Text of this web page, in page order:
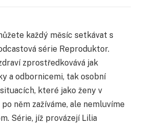
každý měsíc setkávat s
série Reproduktor.
zprostředkovává jak
a odbornicemi, tak osobní
které jako ženy v
něm zažíváme, ale nemluvíme
Série, jíž provázejí Lilia